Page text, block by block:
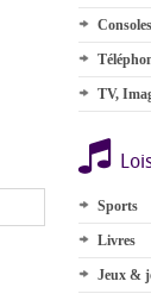
TV,
Sports
Livres
Jeux &